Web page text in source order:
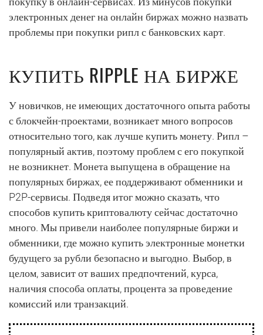
электронных денег на онлайн биржах можно назвать
проблемы при покупки рипл с банковских карт.
КУПИТЬ RIPPLE НА БИРЖЕ
У новичков, не имеющих достаточного опыта работы
с блокчейн-проектами, возникает много вопросов
относительно того, как лучше купить монету. Рипл –
популярный актив, поэтому проблем с его покупкой
не возникнет. Монета выпущена в обращение на
популярных биржах, ее поддерживают обменники и
P2P-сервисы. Подведя итог можно сказать, что
способов купить криптовалюту сейчас достаточно
много. Мы привели наиболее популярные биржи и
обменники, где можно купить электронные монетки
будущего за рубли безопасно и выгодно. Выбор, в
целом, зависит от ваших предпочтений, курса,
наличия способа оплаты, процента за проведение
комиссий или транзакций.